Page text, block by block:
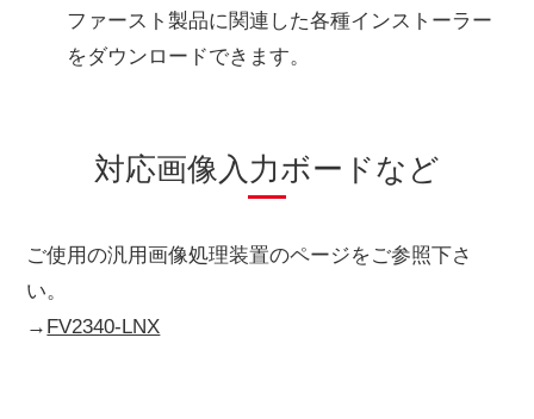
ファースト製品に関連した各種インストーラー
をダウンロードできます。
対応画像入力ボードなど
ご使用の汎用画像処理装置のページをご参照下さ
い。
→ FV2340-LNX